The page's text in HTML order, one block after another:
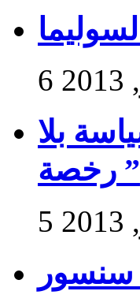
: ” سياسة بلا
رخصة ”